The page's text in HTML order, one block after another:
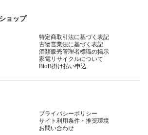
ョップ
特定商取引法に基づく表記
古物営業法に基づく表記
酒類販売管理者標識の掲示
家電リサイクルについて
BtoB掛け払い申込
プライバシーポリシー
サイト利用条件・推奨環境
お問い合わせ